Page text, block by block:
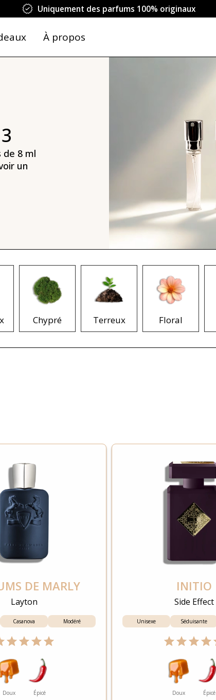
Uniquement des parfums 100% originaux
À propos
de 8 ml
un
Chypré Terreux Floral
DE MARLY
Layton
Casanova Modéré
Doux Épicé
INITIO
Side Effect
Unisexe Séduisante
Doux Épicé